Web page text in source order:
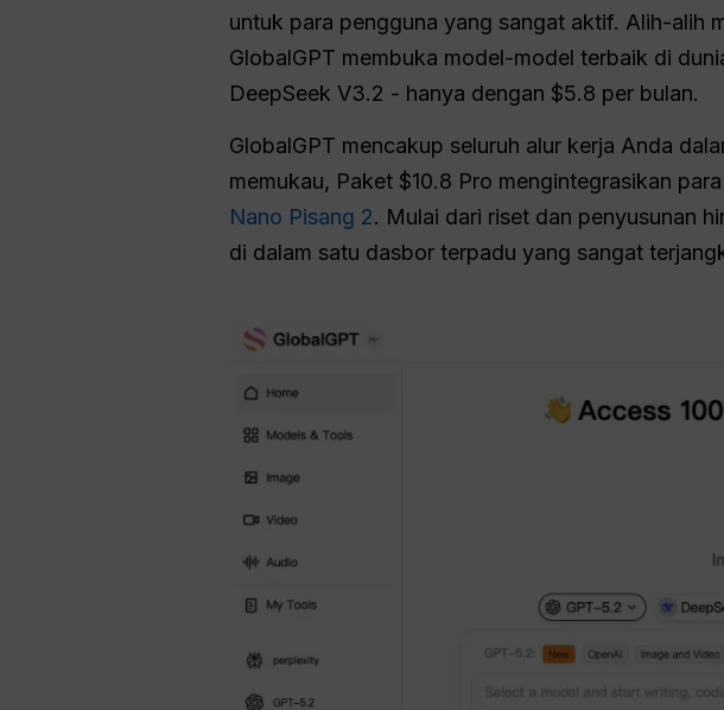
untuk para pengguna yang sangat aktif. Alih-alih
GlobalGPT membuka model-model terbaik di
DeepSeek V3.2 - hanya dengan $5.8 per bulan.
GlobalGPT mencakup seluruh alur kerja Anda
memukau, Paket $10.8 Pro mengintegrasikan
Nano Pisang 2. Mulai dari riset dan penyusunan
di dalam satu dasbor terpadu yang sangat